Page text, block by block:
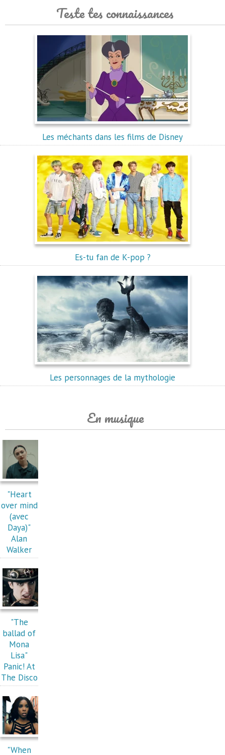
Teste tes connaissances
Les méchants dans les films de Disney
Es-tu fan de K-pop ?
Les personnages de la mythologie
En musique
"Heart
over mind
(avec
Daya)"
Alan
Walker
"The
ballad of
Mona
Lisa"
Panic! At
The Disco
"When